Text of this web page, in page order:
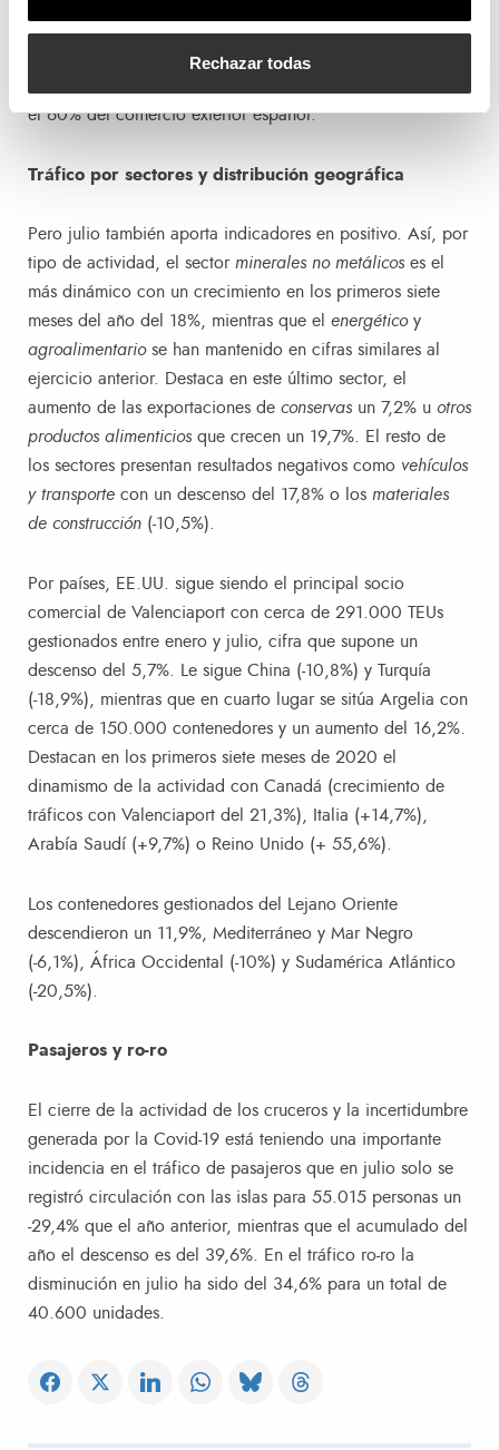
Rechazar todas
las empresas de su hinterland; un ámbito geográfico
el 60% del comercio exterior español.
Tráfico por sectores y distribución geográfica
Pero julio también aporta indicadores en positivo. Así, por
tipo de actividad, el sector minerales no metálicos es el
más dinámico con un crecimiento en los primeros siete
meses del año del 18%, mientras que el energéticoy
agroalimentariose han mantenido en cifras similares al
ejercicio anterior. Destaca en este último sector, el
aumento de las exportaciones de conservas un 7,2% u otros
productos alimenticios que crecen un 19,7%. El resto de
los sectores presentan resultados negativos como vehículos
y transporte con un descenso del 17,8% o los materiales
de construcción (-10,5%).
Por países, EE.UU. sigue siendo el principal socio
comercial de Valenciaport con cerca de 291.000 TEUs
gestionados entre enero y julio, cifra que supone un
descenso del 5,7%. Le sigue China (-10,8%) y Turquía
(-18,9%), mientras que en cuarto lugar se sitúa Argelia con
cerca de 150.000 contenedores y un aumento del 16,2%.
Destacan en los primeros siete meses de 2020 el
dinamismo de la actividad con Canadá (crecimiento de
tráficos con Valenciaport del 21,3%), Italia (+14,7%),
Arabía Saudí (+9,7%) o Reino Unido (+ 55,6%).
Los contenedores gestionados del Lejano Oriente
descendieron un 11,9%, Mediterráneo y Mar Negro
(-6,1%), África Occidental (-10%) y Sudamérica Atlántico
(-20,5%).
Pasajeros y ro-ro
El cierre de la actividad de los cruceros y la incertidumbre
generada por la Covid-19 está teniendo una importante
incidencia en el tráfico de pasajeros que en julio solo se
registró circulación con las islas para 55.015 personas un
-29,4% que el año anterior, mientras que el acumulado del
año el descenso es del 39,6%. En el tráfico ro-ro la
disminución en julio ha sido del 34,6% para un total de
40.600 unidades.